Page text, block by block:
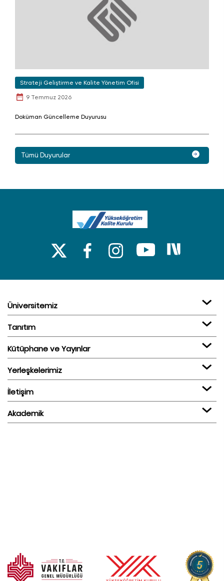
Strateji Geliştirme ve Kalite Yönetim Ofisi
9 Temmuz 2026
Doküman Güncelleme Duyurusu
Tümü Duyurular
Üniversitemiz
Tanıtım
Kütüphane ve Yayınlar
Yerleşkelerimiz
İletişim
Akademik